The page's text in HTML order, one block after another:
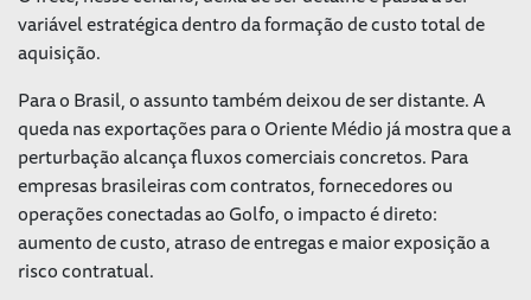
variável estratégica dentro da formação de custo total de
aquisição.
Para o Brasil, o assunto também deixou de ser distante. A
queda nas exportações para o Oriente Médio já mostra que a
perturbação alcança fluxos comerciais concretos. Para
empresas brasileiras com contratos, fornecedores ou
operações conectadas ao Golfo, o impacto é direto:
aumento de custo, atraso de entregas e maior exposição a
risco contratual.